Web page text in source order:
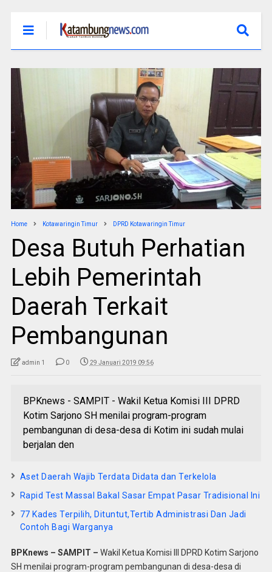
Home Kotawaringin Timur DPRD Kotawaringin Timur
Desa Butuh Perhatian
Lebih Pemerintah
Daerah Terkait
Pembangunan
admin 1 0 29 Januari 2019 09:56
BPKnews - SAMPIT - Wakil Ketua Komisi III DPRD
Kotim Sarjono SH menilai program-program
pembangunan di desa-desa di Kotim ini sudah mulai
berjalan den
Aset Daerah Wajib Terdata Didata dan Terkelola
Rapid Test Massal Bakal Sasar Empat Pasar Tradisional Ini
77 Kades Terpilih, Dituntut,Tertib Administrasi Dan Jadi
Contoh Bagi Warganya
BPKnews – SAMPIT – Wakil Ketua Komisi III DPRD Kotim Sarjono
SH menilai program-program pembangunan di desa-desa di